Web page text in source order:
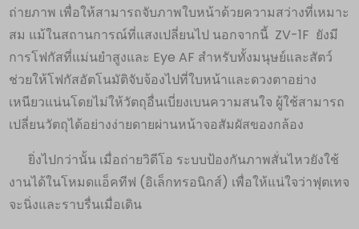
ถ่ายภาพ เพื่อให้สามารถจับภาพใบหน้าด้วยความสว่างที่เหมาะ
สม แม้ในสถานการณ์ที่แสงเปลี่ยนไป นอกจากนี้ ZV-1F ยังมี
การโฟกัสที่แม่นยำสูงและ Eye AF สำหรับทั้งมนุษย์และสัตว์
ช่วยให้โฟกัสอัตโนมัติจับจ้องไปที่ใบหน้าและดวงตาอย่าง
เหนียวแน่นโดยไม่ให้วัตถุอื่นเบี่ยงเบนความสนใจ ผู้ใช้สามารถ
เปลี่ยนวัตถุได้อย่างง่ายดายผ่านหน้าจอสัมผัสของกล้อง
ยิ่งไปกว่านั้น เมื่อถ่ายวิดีโอ ระบบป้องกันภาพสั่นไหวยังใช้
งานได้ในโหมดแอ็คทีฟ (อิเล็กทรอนิกส์) เพื่อให้แน่ใจว่าฟุตเทจ
จะนิ่งและราบรื่นเมื่อเดิน